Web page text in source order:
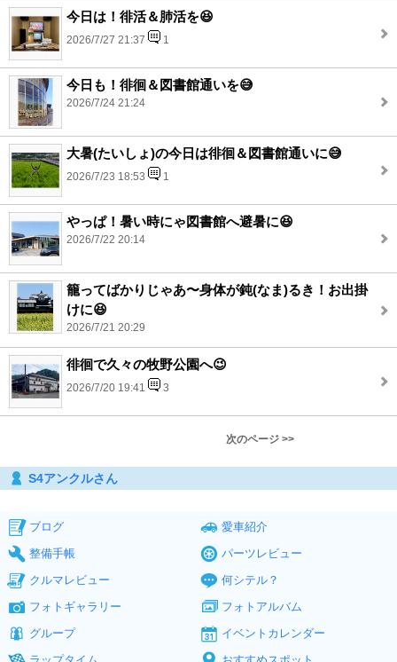
今日は！徘活＆肺活を😆
2026/7/27 21:37 1
今日も！徘徊＆図書館通いを😅
2026/7/24 21:24
大暑(たいしょ)の今日は徘徊＆図書館通いに😅
2026/7/23 18:53 1
やっぱ！暑い時にゃ図書館へ避暑に😆
2026/7/22 20:14
籠ってばかりじゃあ〜身体が鈍(なま)るき！お出掛
けに😆
2026/7/21 20:29
徘徊で久々の牧野公園へ😉
2026/7/20 19:41 3
次のページ >>
S4アンクルさん
ブログ
愛車紹介
整備手帳
パーツレビュー
クルマレビュー
何シテル？
フォトギャラリー
フォトアルバム
グループ
イベントカレンダー